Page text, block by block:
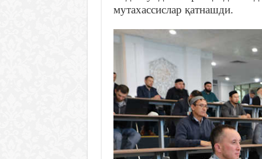
мутахассислар қатнашди.